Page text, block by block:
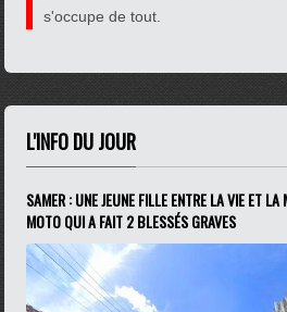
s'occupe de tout.
L'INFO DU JOUR
SAMER : UNE JEUNE FILLE ENTRE LA VIE ET
MOTO QUI A FAIT 2 BLESSÉS GRAVES